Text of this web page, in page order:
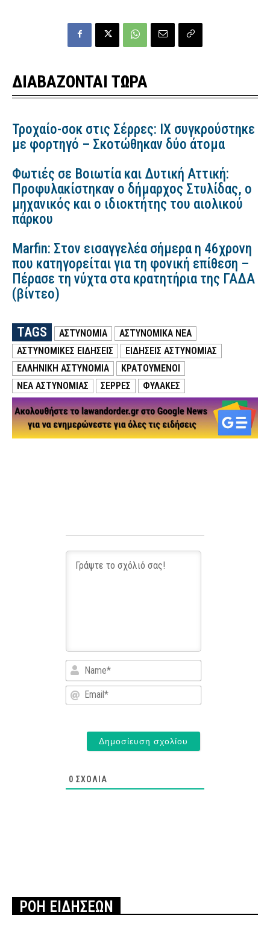
ΔΙΑΒΑΖΟΝΤΑΙ ΤΩΡΑ
Τροχαίο-σοκ στις Σέρρες: ΙΧ συγκρούστηκε
με φορτηγό – Σκοτώθηκαν δύο άτομα
Φωτιές σε Βοιωτία και Δυτική Αττική:
Προφυλακίστηκαν ο δήμαρχος Στυλίδας, ο
μηχανικός και ο ιδιοκτήτης του αιολικού
πάρκου
Marfin: Στον εισαγγελέα σήμερα η 46χρονη
που κατηγορείται για τη φονική επίθεση –
Πέρασε τη νύχτα στα κρατητήρια της ΓΑΔΑ
(βίντεο)
TAGS ΑΣΤΥΝΟΜΙΑ
ΑΣΤΥΝΟΜΙΚΑ ΝΕΑ
ΑΣΤΥΝΟΜΙΚΕΣ ΕΙΔΗΣΕΙΣ
ΕΙΔΗΣΕΙΣ ΑΣΤΥΝΟΜΙΑΣ
ΕΛΛΗΝΙΚΗ ΑΣΤΥΝΟΜΙΑ
ΚΡΑΤΟΥΜΕΝΟΙ
ΝΕΑ ΑΣΤΥΝΟΜΙΑΣ
ΣΕΡΡΕΣ ΦΥΛΑΚΕΣ
Name*
Email*
0 ΣΧΌΛΙΑ
ΡΟΗ ΕΙΔΗΣΕΩΝ